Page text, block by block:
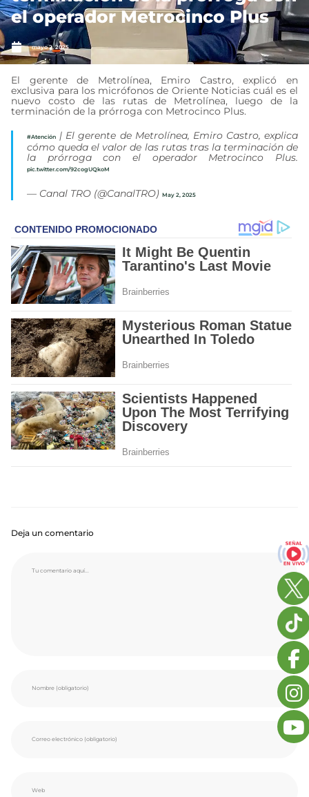
el operador Metrocinco Plus
mayo 2, 2025
El gerente de Metrolínea, Emiro Castro, explicó en
exclusiva para los micrófonos de Oriente Noticias cuál es el
nuevo costo de las rutas de Metrolínea, luego de la
terminación de la prórroga con Metrocinco Plus.
#Atención | El gerente de Metrolínea, Emiro Castro, explica
cómo queda el valor de las rutas tras la terminación de
la prórroga con el operador Metrocinco Plus.
pic.twitter.com/92cogUQkoM
— Canal TRO (@CanalTRO)May 2, 2025
Deja un comentario